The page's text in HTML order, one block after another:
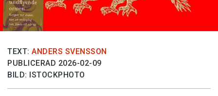
Prenumerera
Läs Språktidningen digitalt
Press
TEXT: ANDERS SVENSSON
PUBLICERAD 2026-02-09
BILD: ISTOCKPHOTO